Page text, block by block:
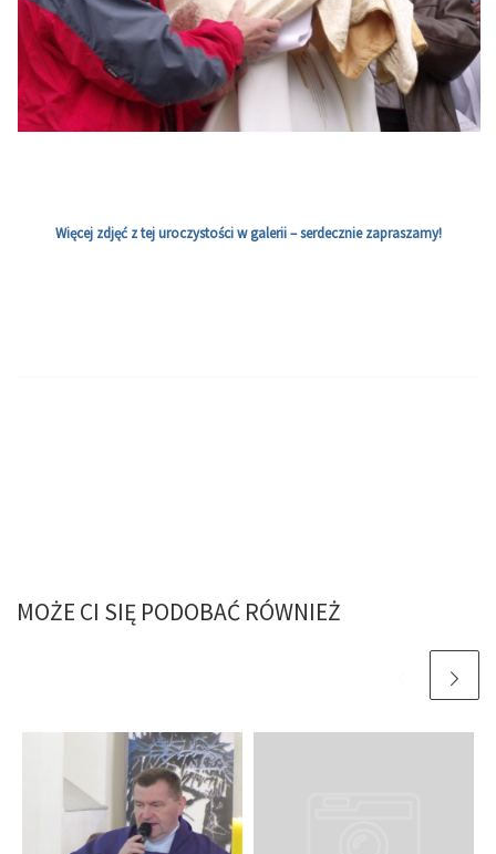
Więcej zdjęć z tej uroczystości w galerii – serdecznie zapraszamy!
MOŻE CI SIĘ PODOBAĆ RÓWNIEŻ